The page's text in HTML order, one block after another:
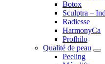
Botox
Sculptra –
Radiesse
HarmonyCa
Profhilo
Qualité de peau
Peeling